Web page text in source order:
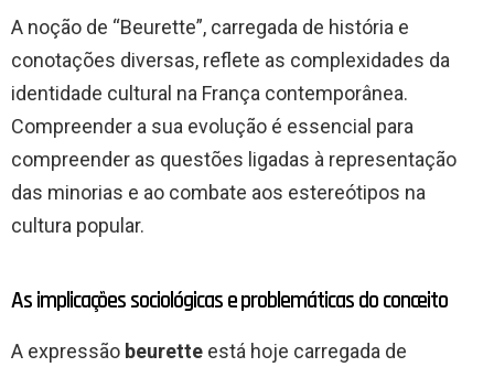
A noção de “Beurette”, carregada de história e
conotações diversas, reflete as complexidades da
identidade cultural na França contemporânea.
Compreender a sua evolução é essencial para
compreender as questões ligadas à representação
das minorias e ao combate aos estereótipos na
cultura popular.
As implicações sociológicas e problemáticas do conceito
A expressão beurette está hoje carregada de